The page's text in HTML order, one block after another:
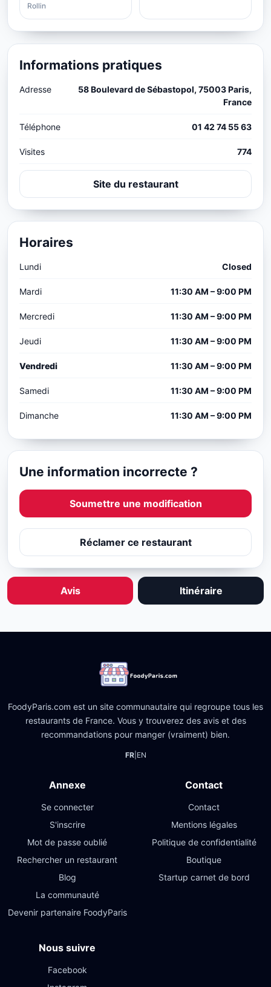
Rollin
Informations pratiques
Adresse
58 Boulevard de Sébastopol, 75003 Paris,
France
Téléphone 01 42 74 55 63
Visites 774
Site du restaurant
Horaires
Lundi Closed
Mardi 11:30 AM – 9:00 PM
Mercredi 11:30 AM – 9:00 PM
Jeudi 11:30 AM – 9:00 PM
Vendredi 11:30 AM – 9:00 PM
Samedi 11:30 AM – 9:00 PM
Dimanche 11:30 AM – 9:00 PM
Une information incorrecte ?
Soumettre une modification
Réclamer ce restaurant
Avis Itinéraire
FoodyParis.com est un site communautaire qui regroupe tous les
restaurants de France. Vous y trouverez des avis et des
recommandations pour manger (vraiment) bien.
FR| EN
Annexe
Se connecter
S'inscrire
Mot de passe oublié
Rechercher un restaurant
Blog
La communauté
Devenir partenaire FoodyParis
Contact
Contact
Mentions légales
Politique de confidentialité
Boutique
Startup carnet de bord
Nous suivre
Facebook